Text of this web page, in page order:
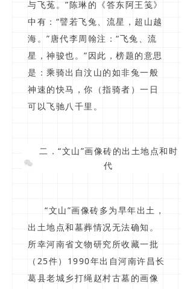
与飞菟。”陈琳的《答东阿王笺》
中有：“譬若飞兔、流星，超山越
海。”唐代李周翰注：“飞兔、流
星，神骏也。”因此，榜题的意思
是：乘骑出自汶山的如非兔一般
神速的快马，你（指骑者）一日
可以飞驰八千里。
二．“文山”画像砖的出土地点和时
代
“文山”画像砖多为早年出土，
出土地点和墓葬情况无法确知。
所幸河南省文物研究所收藏一批
（25件）1990年出自河南许昌长
葛县老城乡打绳赵村古墓的画像